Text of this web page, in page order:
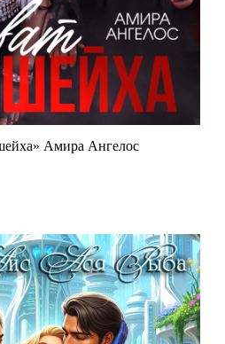
Амира Ангелос